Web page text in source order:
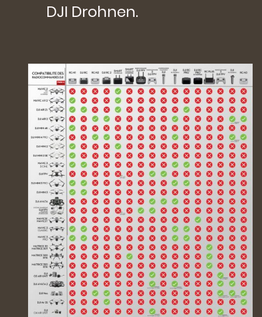
DJI Drohnen.